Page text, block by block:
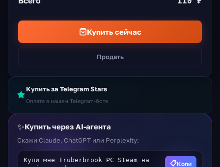
Купить сейчас
Продать
Купить за Telegram Stars
Оплата в нашем Telegram-боте
✨Купить через AI-агента
Скажи Claude, ChatGPT или Perplexity:
Купи мне Truberbrook PC Steam на
📋Копи